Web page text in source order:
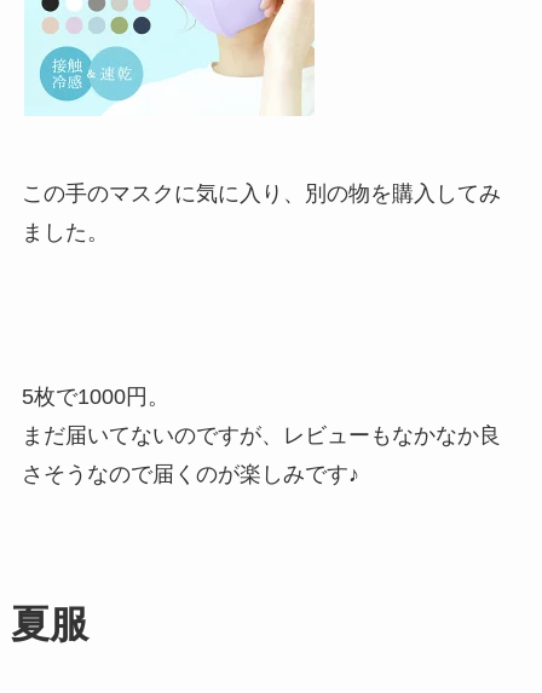
この手のマスクに気に入り、別の物を購入してみ
ました。
5枚で1000円。
まだ届いてないのですが、レビューもなかなか良
さそうなので届くのが楽しみです♪
夏服